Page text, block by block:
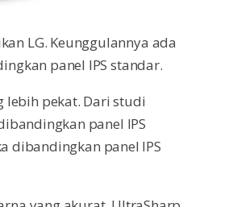
LG. Keunggulannya ada
panel IPS standar.
lebih pekat. Dari studi
panel IPS
dibandingkan panel IPS